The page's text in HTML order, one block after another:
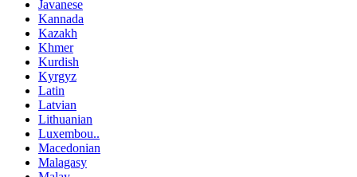
Javanese
Kannada
Kazakh
Khmer
Kurdish
Kyrgyz
Latin
Latvian
Lithuanian
Luxembou..
Macedonian
Malagasy